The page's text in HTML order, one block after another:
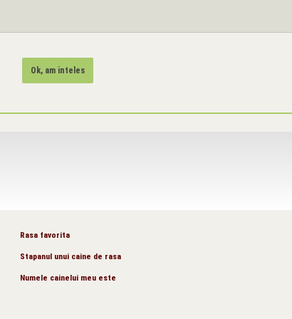
Ok, am inteles
Rasa favorita
Stapanul unui caine de rasa
Numele cainelui meu este